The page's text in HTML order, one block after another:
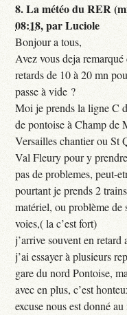
8.La météo du RER
08:18,parLuciole
Bonjour a tous,
Avez vous deja
retards de 10 à 20 mn
passe à vide ?
Moi je prends la ligne C
de pontoise à Champ de
Versailles chantier ou St
Val Fleury pour y
pas de problemes, peut-
pourtant je prends 2
matériel, ou problème de
voies,( la c’est fort)
j’arrive souvent en
j’ai essayer à plusieurs
gare du nord Pontoise,
avec en plus, c’est
excuse nous est donné